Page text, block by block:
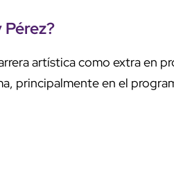
artística como extra en
principalmente en el